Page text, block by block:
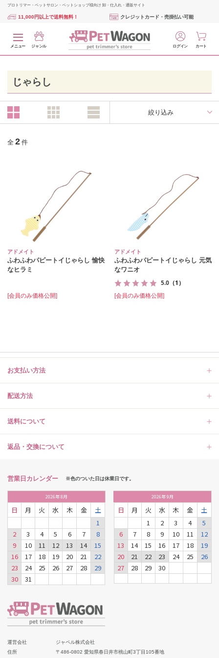
プロトリマー・ペットサロン・ペットショップ様向け 卸・仕入れ・通販サイト
11,000円以上で送料無料！ クレジットカード・売掛払い可能
メニュー ジャンル ログイン カート
じゃらし
絞り込み
全 2 件
アドメイト
ふわふわパピートイじゃらし 愉快
なヒラミ
[会員のみ価格公開]
アドメイト
ふわふわパピートイじゃらし 元気
なワニオ
5.0 （1）
[会員のみ価格公開]
お支払い方法
配送方法
送料について
返品・交換について
営業日カレンダー ※色のついた日は休業日です。
2026年8月
日 月 火 水 木 金
土
1
2
3 4 5 6 7
8
9
10 11 12 13 14
15
16
17 18 19 20 21
22
23
24 25 26 27 28
29
30
31
2026年9月
日 月 火 水 木 金
土
1
2 3 4
5
6
7 8 9 10 11
12
13
14 15 16 17 18
19
20
21 22 23 24 25
26
27
28 29 30
運営会社
ジャペル株式会社
住所
〒486-0802 愛知県春日井市桃山町3丁目105番地